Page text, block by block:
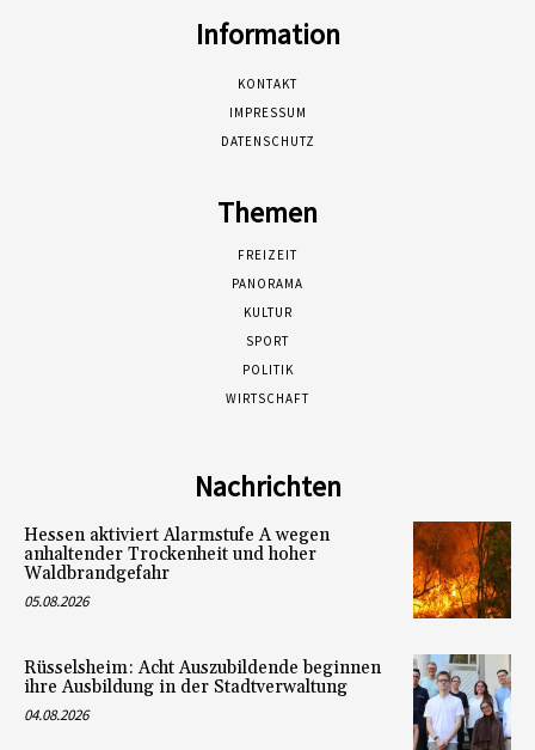
Information
KONTAKT
IMPRESSUM
DATENSCHUTZ
Themen
FREIZEIT
PANORAMA
KULTUR
SPORT
POLITIK
WIRTSCHAFT
Nachrichten
Hessen aktiviert Alarmstufe A wegen
anhaltender Trockenheit und hoher
Waldbrandgefahr
05.08.2026
Rüsselsheim: Acht Auszubildende beginnen
ihre Ausbildung in der Stadtverwaltung
04.08.2026